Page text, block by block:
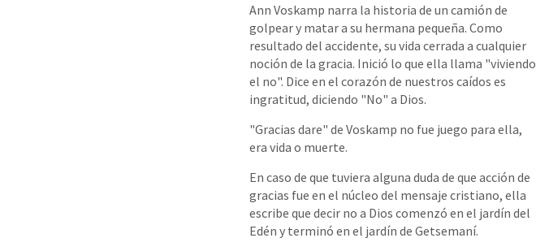
Ann Voskamp narra la historia de un camión de
golpear y matar a su hermana pequeña. Como
resultado del accidente, su vida cerrada a cualquier
noción de la gracia. Inició lo que ella llama "viviendo
el no". Dice en el corazón de nuestros caídos es
ingratitud, diciendo "No" a Dios.
"Gracias dare" de Voskamp no fue juego para ella,
era vida o muerte.
En caso de que tuviera alguna duda de que acción de
gracias fue en el núcleo del mensaje cristiano, ella
escribe que decir no a Dios comenzó en el jardín del
Edén y terminó en el jardín de Getsemaní.